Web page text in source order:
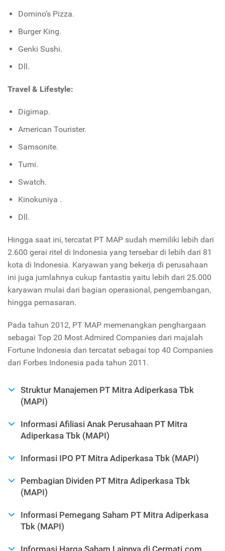
Domino’s Pizza.
Burger King.
Genki Sushi.
Dll.
Travel & Lifestyle:
Digimap.
American Tourister.
Samsonite.
Tumi.
Swatch.
Kinokuniya .
Dll.
Hingga saat ini, tercatat PT MAP sudah memiliki lebih dari
2.600 gerai ritel di Indonesia yang tersebar di lebih dari 81
kota di Indonesia. Karyawan yang bekerja di perusahaan
ini juga jumlahnya cukup fantastis yaitu lebih dari 25.000
karyawan mulai dari bagian operasional, pengembangan,
hingga pemasaran.
Pada tahun 2012, PT MAP memenangkan penghargaan
sebagai Top 20 Most Admired Companies dari majalah
Fortune Indonesia dan tercatat sebagai top 40 Companies
dari Forbes Indonesia pada tahun 2011.
Struktur Manajemen PT Mitra Adiperkasa Tbk
(MAPI)
Informasi Afiliasi Anak Perusahaan PT Mitra
Adiperkasa Tbk (MAPI)
Informasi IPO PT Mitra Adiperkasa Tbk (MAPI)
Pembagian Dividen PT Mitra Adiperkasa Tbk
(MAPI)
Informasi Pemegang Saham PT Mitra Adiperkasa
Tbk (MAPI)